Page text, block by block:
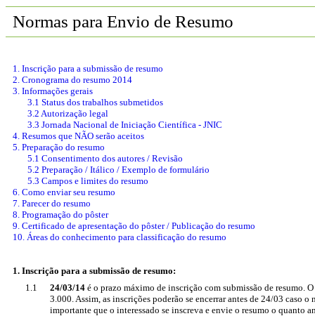
Normas para Envio de Resumo
1. Inscrição para a submissão de resumo
2. Cronograma do resumo 2014
3. Informações gerais
3.1 Status dos trabalhos submetidos
3.2 Autorização legal
3.3 Jornada Nacional de Iniciação Científica - JNIC
4. Resumos que NÃO serão aceitos
5. Preparação do resumo
5.1 Consentimento dos autores / Revisão
5.2 Preparação / Itálico / Exemplo de formulário
5.3 Campos e limites do resumo
6. Como enviar seu resumo
7. Parecer do resumo
8. Programação do pôster
9. Certificado de apresentação do pôster / Publicação do resumo
10. Áreas do conhecimento para classificação do resumo
1. Inscrição para a submissão de resumo:
1.1
24/03/14 é o prazo máximo de inscrição com submissão de resumo.
3.000. Assim, as inscrições poderão se encerrar antes de 24/03 caso
importante que o interessado se inscreva e envie o resumo o quanto